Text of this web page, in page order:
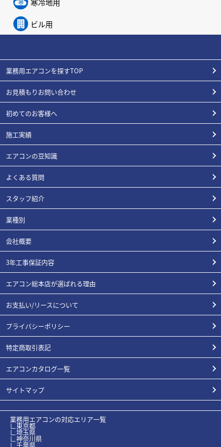
寒冷地用
ビル用
業務用エアコンを探すTOP
お見積もりお問い合わせ
初めてのお客様へ
施工実績
エアコンの豆知識
よくある質問
スタッフ紹介
業種別
会社概要
3年工事保証内容
エアコン総本店が選ばれる理由
お支払い/リースについて
プライバシーポリシー
特定商取引表記
エアコンカタログ一覧
サイトマップ
業務用エアコンの対応エリア一覧
∟東京都
∟埼玉県
∟神奈川県
∟千葉県